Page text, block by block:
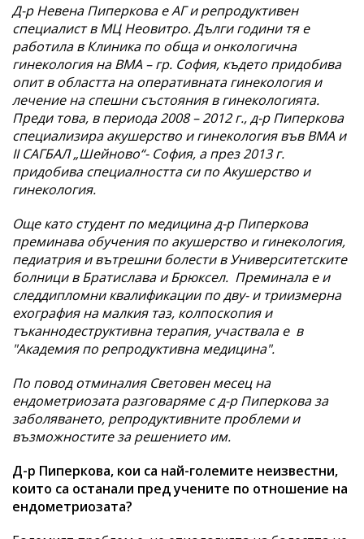
Д-р Невена Пиперкова е АГ и репродуктивен
специалист в МЦ Неовитро. Дълги години тя е
работила в Клиника по обща и онкологична
гинекология на ВМА – гр. София, където придобива
опит в областта на оперативната гинекология и
лечение на спешни състояния в гинекологията.
Преди това, в периода 2008 – 2012 г., д-р Пиперкова
специализира акушерство и гинекология във ВМА и
II САГБАЛ „Шейново“- София, а през 2013 г.
придобива специалността си по Акушерство и
гинекология.
Още като студент по медицина д-р Пиперкова
преминава обучения по акушерство и гинекология,
педиатрия и вътрешни болести в Университетските
болници в Братислава и Брюксел. Преминала е и
следдипломни квалификации по дву- и триизмерна
ехография на малкия таз, колпоскопия и
тъканнодеструктивна терапия, участвала е в
"Академия по репродуктивна медицина".
По поводотминалия Световен месец на
ендометриозата разговаряме с д-р Пиперкова за
заболяването, репродуктивните проблеми и
възможностите за решението им.
Д-р Пиперкова, кои са най-големите неизвестни,
които са останали пред учените по отношение на
ендометриозата?